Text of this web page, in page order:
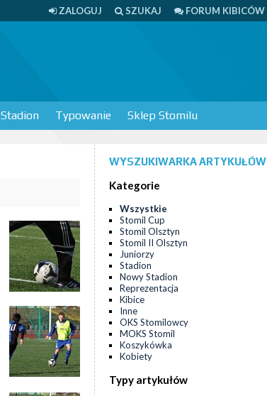
ZALOGUJ SZUKAJ FORUM KIBICÓW
Stadion Typowanie Sklep Stomilu
WYSZUKIWARKA ARTYKUŁÓW
Kategorie
Wszystkie
Stomil Cup
Stomil Olsztyn
Stomil II Olsztyn
Juniorzy
Stadion
Nowy Stadion
Reprezentacja
Kibice
Inne
OKS Stomilowcy
MOKS Stomil
Koszykówka
Kobiety
Typy artykułów